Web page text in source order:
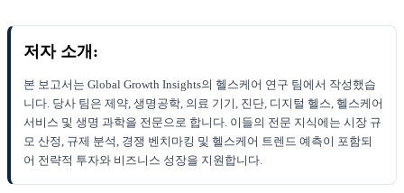
저자 소개:
본 보고서는 Global Growth Insights의 헬스케어 연구 팀에서 작성했습
니다. 당사 팀은 제약, 생명공학, 의료 기기, 진단, 디지털 헬스, 헬스케어
서비스 및 생명 과학을 전문으로 합니다. 이들의 전문 지식에는 시장 규
모 산정, 규제 분석, 경쟁 벤치마킹 및 헬스케어 트렌드 예측이 포함되
어 전략적 투자와 비즈니스 성장을 지원합니다.